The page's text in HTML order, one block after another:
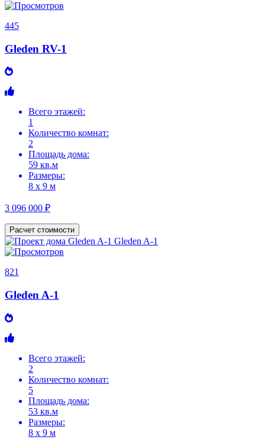
445
Gleden RV-1
Всего этажей:
1
Количество комнат:
2
Площадь дома:
59 кв.м
Размеры:
8 х 9 м
3 096 000 ₽
Расчет стоимости
821
Gleden A-1
Всего этажей:
2
Количество комнат:
5
Площадь дома:
53 кв.м
Размеры:
8 х 9 м